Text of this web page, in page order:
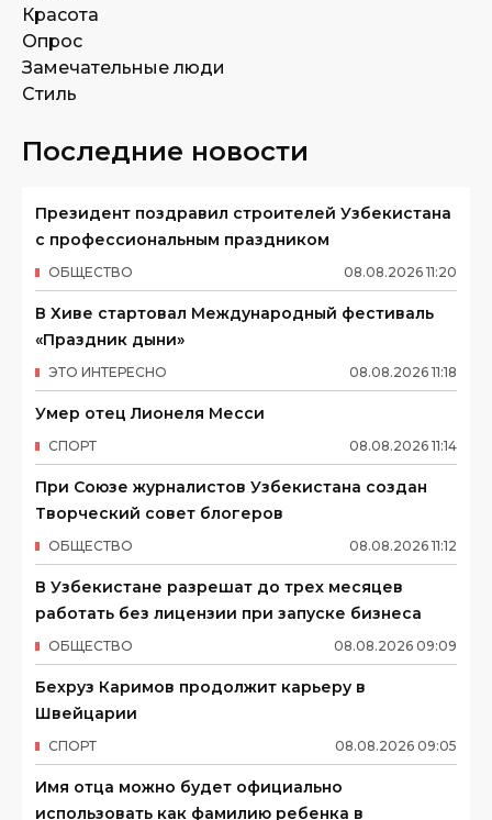
Красота
Опрос
Замечательные люди
Стиль
Последние новости
Президент поздравил строителей Узбекистана
с профессиональным праздником
08.08.2026 11:20
ОБЩЕСТВО
В Хиве стартовал Международный фестиваль
«Праздник дыни»
08.08.2026 11:18
ЭТО ИНТЕРЕСНО
Умер отец Лионеля Месси
08.08.2026 11:14
СПОРТ
При Союзе журналистов Узбекистана создан
Творческий совет блогеров
08.08.2026 11:12
ОБЩЕСТВО
В Узбекистане разрешат до трех месяцев
работать без лицензии при запуске бизнеса
08.08.2026 09:09
ОБЩЕСТВО
Бехруз Каримов продолжит карьеру в
Швейцарии
08.08.2026 09:05
СПОРТ
Имя отца можно будет официально
использовать как фамилию ребенка в